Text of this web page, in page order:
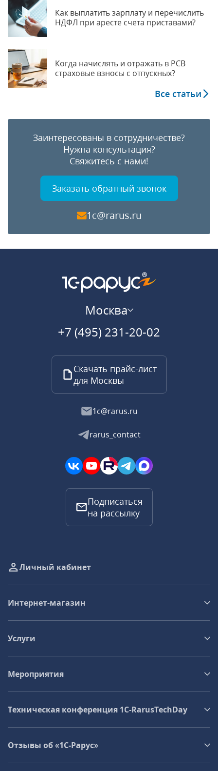
Как выплатить зарплату и перечислить
НДФЛ при аресте счета приставами?
Когда начислять и отражать в РСВ
страховые взносы с отпускных?
Все статьи
Заинтересованы в сотрудничестве?
Нужна консультация?
Свяжитесь с нами!
Заказать обратный звонок
1c@rarus.ru
Москва
+7 (495) 231-20-02
Скачать прайс-лист
для Москвы
1c@rarus.ru
rarus_contact
Подписаться
на рассылку
Личный кабинет
Интернет-магазин
Услуги
Мероприятия
Техническая конференция 1C‑RarusTechDay
Отзывы об «1С-Рарус»